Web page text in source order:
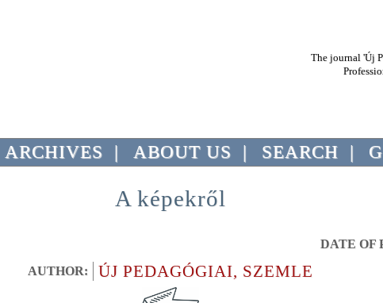
The journal 'Új
ARCHIVES | ABOUT US | SEARCH |
A képekről
DATE OF
AUTHOR:
ÚJ PEDAGÓGIAI, SZEMLE